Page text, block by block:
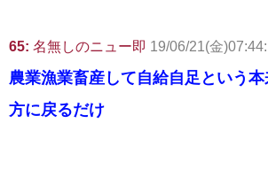
65: 名無しのニュー即 19/06/21(金
農業漁業畜産して自給自足という
方に戻るだけ